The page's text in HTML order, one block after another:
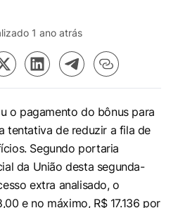
1 ano atrás
o pagamento do bônus para
tentativa de reduzir a fila de
Segundo portaria
da União desta segunda-
extra analisado, o
e no máximo, R$ 17.136 por